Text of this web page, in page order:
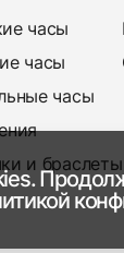
часы
часы
часы
и браслеты